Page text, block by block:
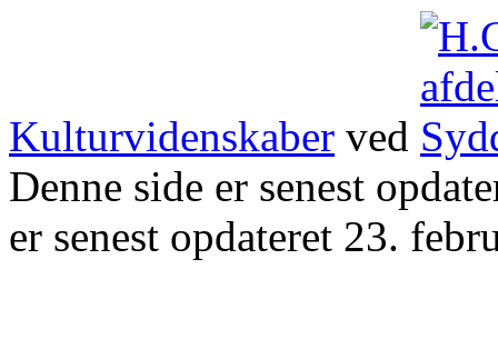
Kulturvidenskaber ved
Denne side er senest
er senest opdateret 23.